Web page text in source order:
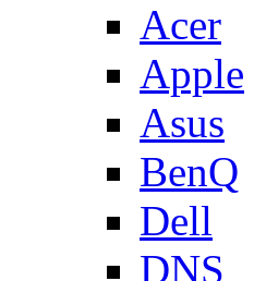
Acer
Apple
Asus
BenQ
Dell
DNS